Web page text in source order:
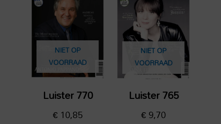
NIET OP
VOORRAAD
Luister 770
€10,85
NIET OP
VOORRAAD
Luister 765
€9,70